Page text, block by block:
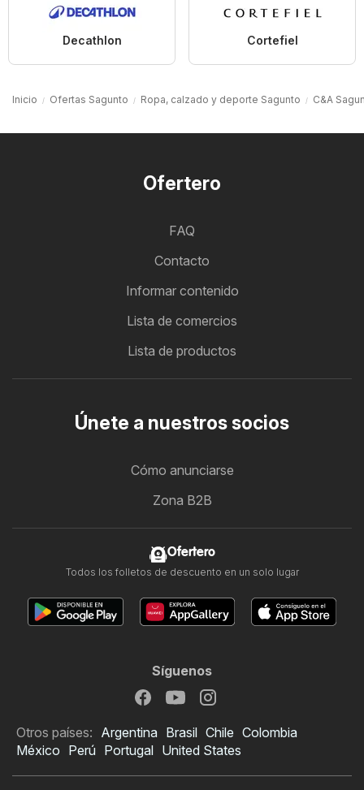
Decathlon Cortefiel
Inicio Ofertas Sagunto Ropa, calzado y deporte Sagunto C&A
Ofertero
FAQ
Contacto
Informar contenido
Lista de comercios
Lista de productos
Únete a nuestros socios
Cómo anunciarse
Zona B2B
Ofertero
Todos los folletos de descuento en un solo lugar
Síguenos
Otros países: Argentina Brasil Chile Colombia
México Perú Portugal United States